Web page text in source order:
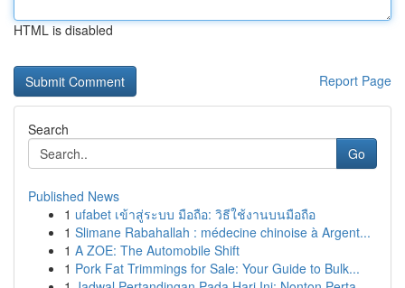
HTML is disabled
Report Page
Search
Go
Published News
1 ufabet เข้าสู่ระบบ มือถือ: วิธีใช้งานบนมือถือ
1 Slimane Rabahallah : médecine chinoise à Argent...
1 A ZOE: The Automobile Shift
1 Pork Fat Trimmings for Sale: Your Guide to Bulk...